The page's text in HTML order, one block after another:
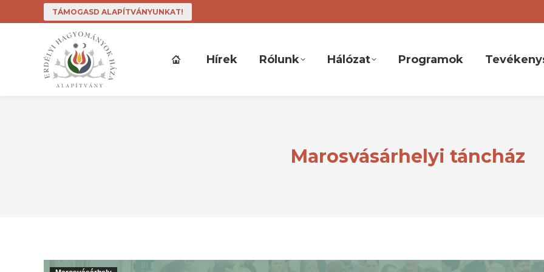
TÁMOGASD ALAPÍTVÁNYUNKAT!
Hírek Rólunk Hálózat Programok
Marosvásárhelyi táncház